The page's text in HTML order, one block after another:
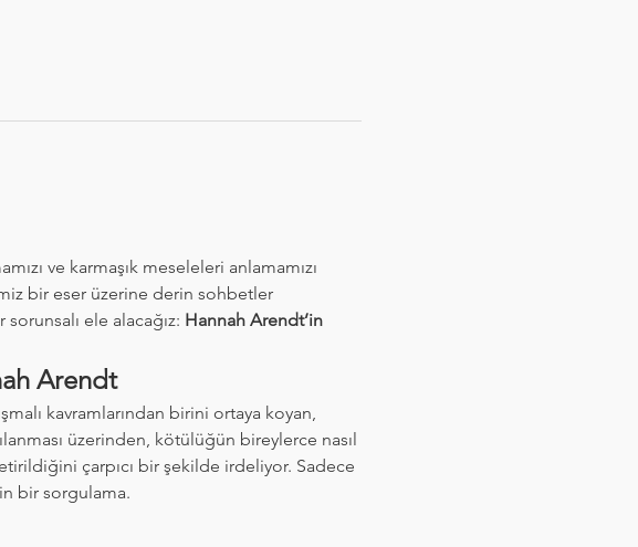
ve karmaşık meseleleri anlamamızı
bir eser üzerine derin sohbetler
ele alacağız: Hannah Arendt’in
Arendt
kavramlarından birini ortaya koyan,
üzerinden, kötülüğün bireylerce nasıl
çarpıcı bir şekilde irdeliyor. Sadece
bir sorgulama.